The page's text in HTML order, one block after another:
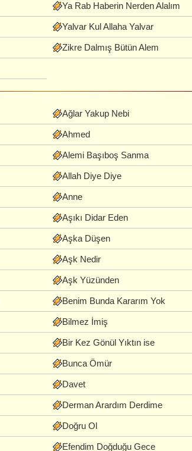
Ya Rab Haberin Nerden Alalım
Yalvar Kul Allaha Yalvar
Zikre Dalmış Bütün Alem
Ağlar Yakup Nebi
Ahmed
Alemi Başıboş Sanma
Allah Diye Diye
Anne
Aşıkı Didar Eden
Aşka Düşen
Aşk Nedir
Aşk Yüzünden
Benim Bunda Kararım Yok
Bilmez İmiş
Bir Kez Gönül Yıktın ise
Bunca Ömür
Davet
Derman Arardım Derdime
Doğru Ol
Efendim Doğduğu Gece